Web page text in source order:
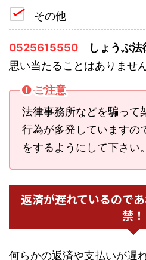
その他
0525615550 しょうぶ
思い当たることはありませ
ご注意
法律事務所などを騙って
行為が多発していますの
をするようにして下さい。
返済が遅れているので
禁！
何らかの返済や支払いが遅